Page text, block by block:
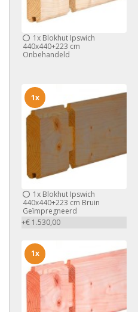
1x Blokhut Ipswich
440x440+223 cm
Onbehandeld
1x Blokhut Ipswich
440x440+223 cm Bruin
Geïmpregneerd
+€ 1.530,00
1x
1x